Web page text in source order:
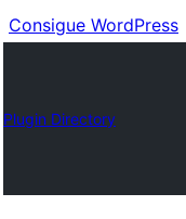
Consigue WordPress
Plugin Directory